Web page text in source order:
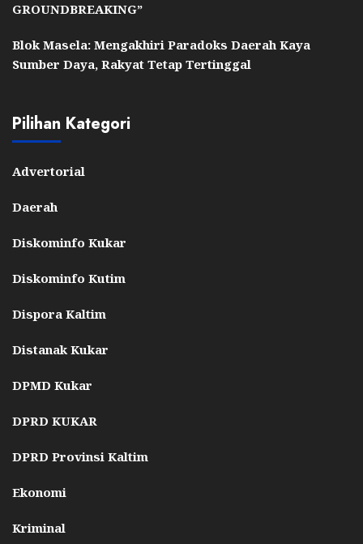
GROUNDBREAKING”
Blok Masela: Mengakhiri Paradoks Daerah Kaya
Sumber Daya, Rakyat Tetap Tertinggal
Pilihan Kategori
Advertorial
Daerah
Diskominfo Kukar
Diskominfo Kutim
Dispora Kaltim
Distanak Kukar
DPMD Kukar
DPRD KUKAR
DPRD Provinsi Kaltim
Ekonomi
Kriminal